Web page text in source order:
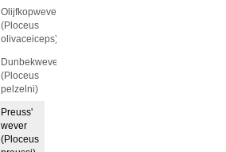
Olijfkopwever
(Ploceus
olivaceiceps)
Dunbekwever
(Ploceus
pelzelni)
Preuss'
wever
(Ploceus